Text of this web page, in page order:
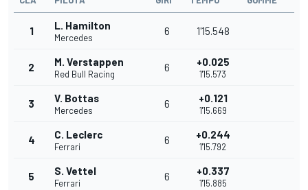
1 L. Hamilton
Mercedes
6 1'15.548
2 M. Verstappen
Red Bull Racing
6 +0.025
1'15.573
3 V. Bottas
Mercedes
6 +0.121
1'15.669
4 C. Leclerc
Ferrari
6 +0.244
1'15.792
5 S. Vettel
Ferrari
6 +0.337
1'15.885